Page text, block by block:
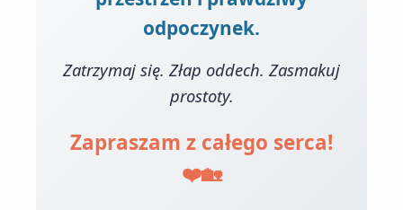
odpoczynek.
Zatrzymaj się. Złap oddech. Zasmakuj
prostoty.
Zapraszam z całego serca!
❤️🏡